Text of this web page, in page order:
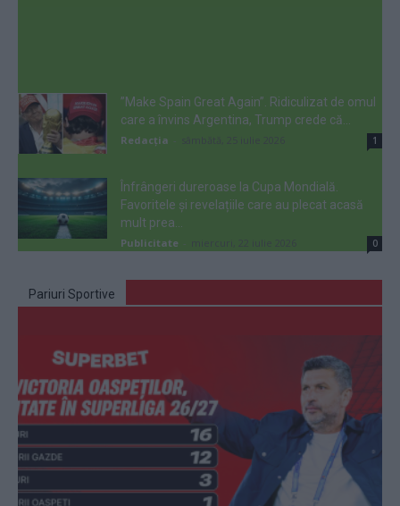
”Make Spain Great Again”. Ridiculizat de omul
care a învins Argentina, Trump crede că...
Redacţia - sâmbătă, 25 iulie 2026 1
Înfrângeri dureroase la Cupa Mondială.
Favoritele și revelațiile care au plecat acasă
mult prea...
Publicitate - miercuri, 22 iulie 2026 0
Pariuri Sportive